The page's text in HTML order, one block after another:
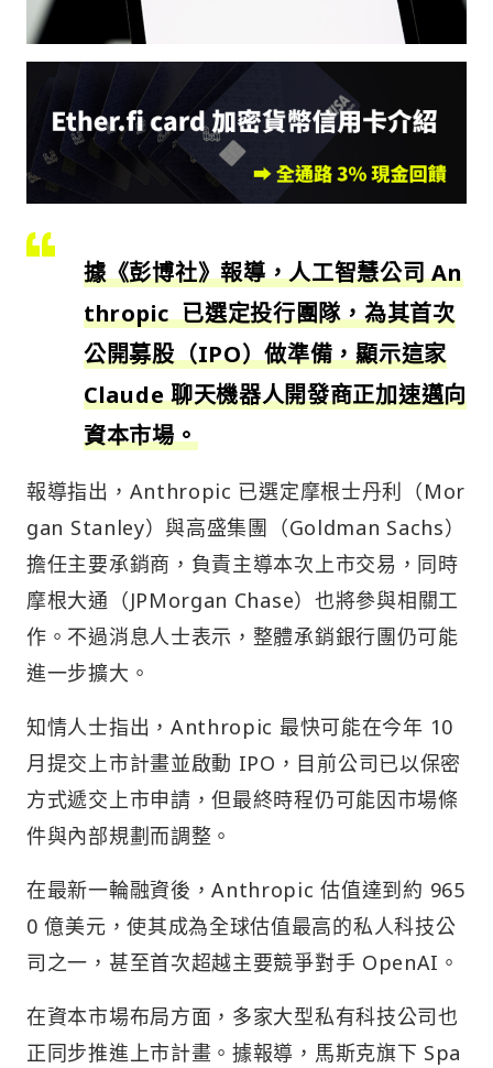
據《彭博社》報導，人工智慧公司 An
thropic 已選定投行團隊，為其首次
公開募股（IPO）做準備，顯示這家
Claude 聊天機器人開發商正加速邁向
資本市場。
報導指出，Anthropic 已選定摩根士丹利（Mor
gan Stanley）與高盛集團（Goldman Sachs）
擔任主要承銷商，負責主導本次上市交易，同時
摩根大通（JPMorgan Chase）也將參與相關工
作。不過消息人士表示，整體承銷銀行團仍可能
進一步擴大。
知情人士指出，Anthropic 最快可能在今年 10
月提交上市計畫並啟動 IPO，目前公司已以保密
方式遞交上市申請，但最終時程仍可能因市場條
件與內部規劃而調整。
在最新一輪融資後，Anthropic 估值達到約 965
0 億美元，使其成為全球估值最高的私人科技公
司之一，甚至首次超越主要競爭對手 OpenAI。
在資本市場布局方面，多家大型私有科技公司也
正同步推進上市計畫。據報導，馬斯克旗下 Spa